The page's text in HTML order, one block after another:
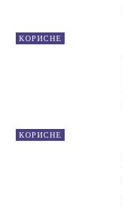
КОРИСНЕ
КОРИСНЕ